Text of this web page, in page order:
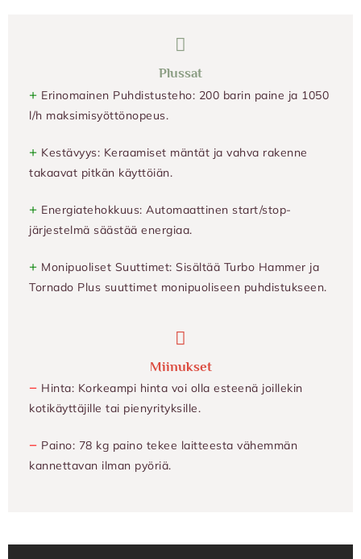
Plussat
+ Erinomainen Puhdistusteho: 200 barin paine ja 1050
l/h maksimisyöttönopeus.
+ Kestävyys: Keraamiset mäntät ja vahva rakenne
takaavat pitkän käyttöiän.
+ Energiatehokkuus: Automaattinen start/stop-
järjestelmä säästää energiaa.
+ Monipuoliset Suuttimet: Sisältää Turbo Hammer ja
Tornado Plus suuttimet monipuoliseen puhdistukseen.
Miinukset
− Hinta: Korkeampi hinta voi olla esteenä joillekin
kotikäyttäjille tai pienyrityksille.
− Paino: 78 kg paino tekee laitteesta vähemmän
kannettavan ilman pyöriä.